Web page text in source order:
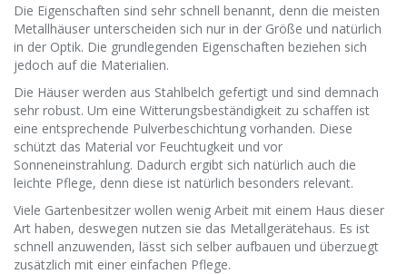
Die Eigenschaften sind sehr schnell benannt, denn die meisten
Metallhäuser unterscheiden sich nur in der Größe und natürlich
in der Optik. Die grundlegenden Eigenschaften beziehen sich
jedoch auf die Materialien.
Die Häuser werden aus Stahlbelch gefertigt und sind demnach
sehr robust. Um eine Witterungsbeständigkeit zu schaffen ist
eine entsprechende Pulverbeschichtung vorhanden. Diese
schützt das Material vor Feuchtugkeit und vor
Sonneneinstrahlung. Dadurch ergibt sich natürlich auch die
leichte Pflege, denn diese ist natürlich besonders relevant.
Viele Gartenbesitzer wollen wenig Arbeit mit einem Haus dieser
Art haben, deswegen nutzen sie das Metallgerätehaus. Es ist
schnell anzuwenden, lässt sich selber aufbauen und überzuegt
zusätzlich mit einer einfachen Pflege.